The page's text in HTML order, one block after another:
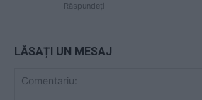
Răspundeți
LĂSAȚI UN MESAJ